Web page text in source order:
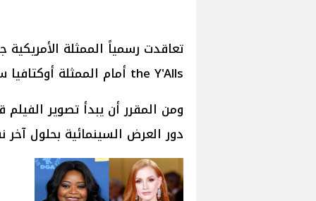
the Y'Alls أمام الممثلة أوكتافيا سبنسر.
دور العرض السينمائية بحلول آخر نفس العام